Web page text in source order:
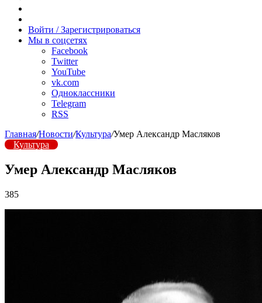
радио
Войти / Зарегистрироваться
Мы в соцсетях
Facebook
Twitter
YouTube
vk.com
Одноклассники
Telegram
RSS
Главная/Новости/Культура/Умер Александр Масляков
Культура
Умер Александр Масляков
385